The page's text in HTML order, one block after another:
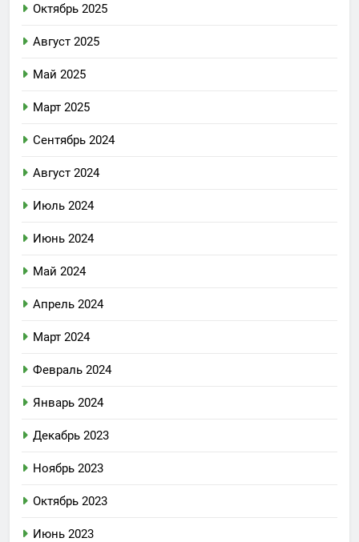
Октябрь 2025
Август 2025
Май 2025
Март 2025
Сентябрь 2024
Август 2024
Июль 2024
Июнь 2024
Май 2024
Апрель 2024
Март 2024
Февраль 2024
Январь 2024
Декабрь 2023
Ноябрь 2023
Октябрь 2023
Июнь 2023